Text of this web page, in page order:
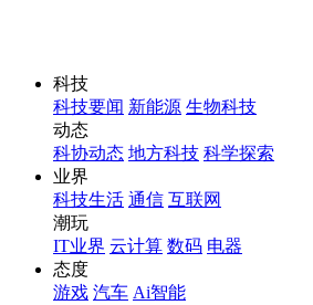
科技
科技要闻 新能源 生物科技
动态
科协动态 地方科技 科学探索
业界
科技生活 通信 互联网
潮玩
IT业界 云计算 数码 电器
态度
游戏 汽车 Ai智能